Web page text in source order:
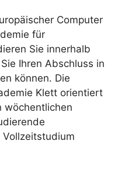
Computer
für
Sie innerhalb
Ihren Abschluss in
können. Die
Klett orientiert
wöchentlichen